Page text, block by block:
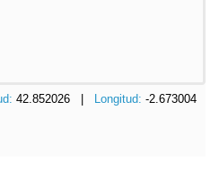
42.852026 | Longitud: -2.673004